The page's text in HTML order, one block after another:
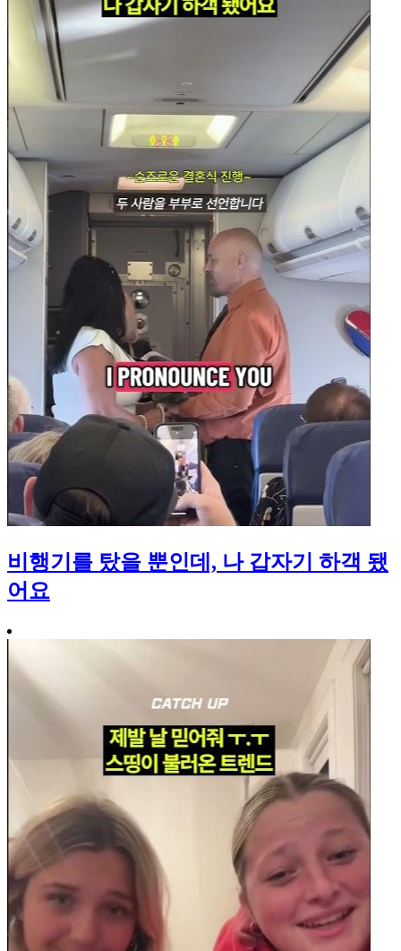
비행기를 탔을 뿐인데, 나 갑자기 하객 됐
어요